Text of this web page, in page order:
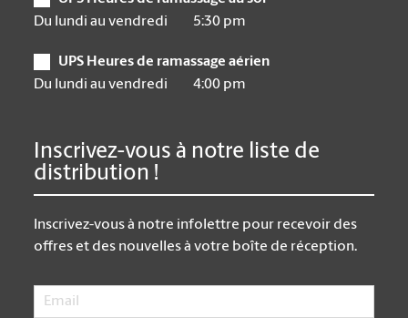
Du lundi au vendredi
5:30 pm
UPS Heures de ramassage aérien
Du lundi au vendredi
4:00 pm
Inscrivez-vous à notre liste de
distribution !
Inscrivez-vous à notre infolettre pour recevoir des
offres et des nouvelles à votre boîte de réception.
Email